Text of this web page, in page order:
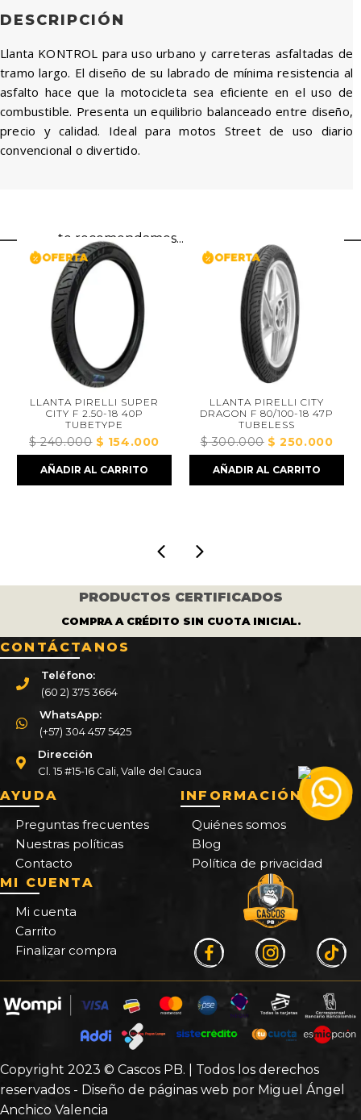
DESCRIPCIÓN
Llanta KONTROL para uso urbano y carreteras asfaltadas de
tramo largo. El diseño de su labrado de mínima resistencia al
asfalto hace que la motocicleta sea eficiente en el uso de
combustible. Presenta un equilibrio balanceado entre diseño,
precio y calidad. Ideal para motos Street de uso diario
convencional o divertido.
te recomendamos...
LLANTA PIRELLI SUPER
CITY F 2.50-18 40P
TUBETYPE
$240.000 El
precio
original
$ 154.000El
precio
AÑADIR AL CARRITO
LLANTA PIRELLI CITY
DRAGON F 80/100-18 47P
TUBELESS
$300.000 El
precio
original
$ 250.000El
AÑADIR AL CARRITO
PRODUCTOS CERTIFICADOS
COMPRA A CRÉDITO SIN CUOTA INICIAL.
CONTÁCTANOS
Teléfono:
(60 2) 375 3664
WhatsApp:
(+57) 304 457 5425
Dirección
Cl. 15 #15-16 Cali, Valle del Cauca
AYUDA
Preguntas frecuentes
Nuestras políticas
Contacto
INFORMACIÓN
Quiénes somos
Blog
Política de privacidad
MI CUENTA
Mi cuenta
Carrito
Finalizar compra
Copyright 2023 © Cascos PB. | Todos los derechos
reservados - Diseño de páginas web por Miguel Ángel
Anchico Valencia